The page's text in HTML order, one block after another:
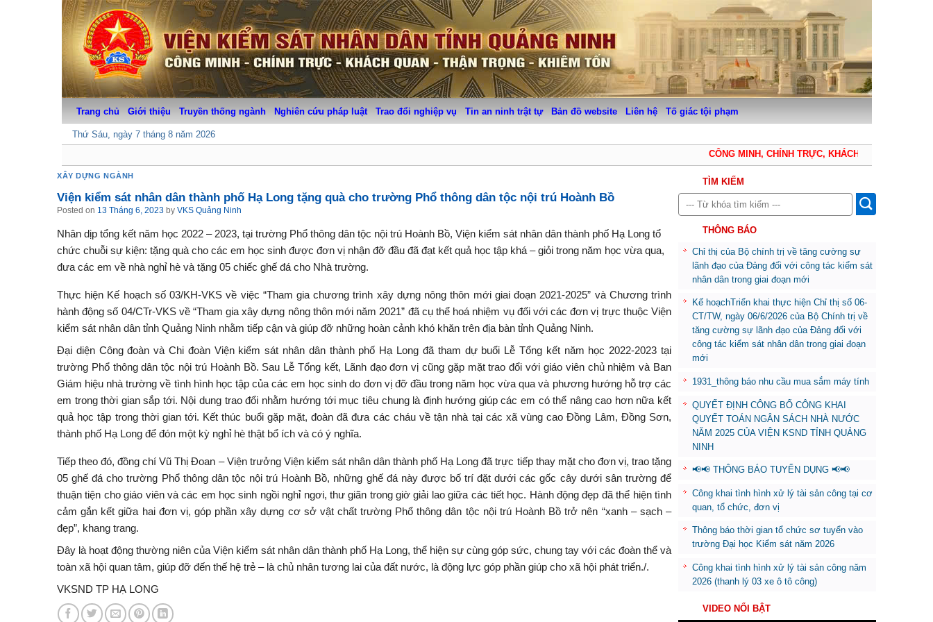
Trang chủ Giới thiệu Truyền thống ngành Nghiên cứu pháp luật Trao đổi nghiệp vụ Tin an ninh trật tự Bản đồ website Liên hệ Tố giác tội phạm
Thứ Sáu, ngày 7 tháng 8 năm 2026
CÔNG MINH, CHÍNH TRỰC, KHÁCH QUAN, THẬN
XÂY DỰNG NGÀNH
Viện kiểm sát nhân dân thành phố Hạ Long tặng quà cho trường Phổ thông dân tộc nội trú Hoành Bồ
Posted on 13 Tháng 6, 2023 by VKS Quảng Ninh
Nhân dịp tổng kết năm học 2022 – 2023, tại trường Phổ thông dân tộc nội trú Hoành Bồ, Viện kiểm sát nhân dân thành phố Hạ Long tổ
chức chuỗi sự kiện: tặng quà cho các em học sinh được đơn vị nhận đỡ đầu đã đạt kết quả học tập khá – giỏi trong năm học vừa qua,
đưa các em về nhà nghỉ hè và tặng 05 chiếc ghế đá cho Nhà trường.
Thực hiện Kế hoạch số 03/KH-VKS về việc “Tham gia chương trình xây dựng nông thôn mới giai đoạn 2021-2025” và Chương trình
hành động số 04/CTr-VKS về “Tham gia xây dựng nông thôn mới năm 2021” đã cụ thể hoá nhiệm vụ đối với các đơn vị trực thuộc Viện
kiểm sát nhân dân tỉnh Quảng Ninh nhằm tiếp cận và giúp đỡ những hoàn cảnh khó khăn trên địa bàn tỉnh Quảng Ninh.
Đại diện Công đoàn và Chi đoàn Viện kiểm sát nhân dân thành phố Hạ Long đã tham dự buổi Lễ Tổng kết năm học 2022-2023 tại
trường Phổ thông dân tộc nội trú Hoành Bồ. Sau Lễ Tổng kết, Lãnh đạo đơn vị cũng gặp mặt trao đổi với giáo viên chủ nhiệm và Ban
Giám hiệu nhà trường về tình hình học tập của các em học sinh do đơn vị đỡ đầu trong năm học vừa qua và phương hướng hỗ trợ các
em trong thời gian sắp tới. Nội dung trao đổi nhằm hướng tới mục tiêu chung là định hướng giúp các em có thể nâng cao hơn nữa kết
quả học tập trong thời gian tới. Kết thúc buổi gặp mặt, đoàn đã đưa các cháu về tận nhà tại các xã vùng cao Đồng Lâm, Đồng Sơn,
thành phố Hạ Long để đón một kỳ nghỉ hè thật bổ ích và có ý nghĩa.
Tiếp theo đó, đồng chí Vũ Thị Đoan – Viện trưởng Viện kiểm sát nhân dân thành phố Hạ Long đã trực tiếp thay mặt cho đơn vị, trao tặng
05 ghế đá cho trường Phổ thông dân tộc nội trú Hoành Bồ, những ghế đá này được bố trí đặt dưới các gốc cây dưới sân trường để
thuận tiện cho giáo viên và các em học sinh ngồi nghỉ ngơi, thư giãn trong giờ giải lao giữa các tiết học. Hành động đẹp đã thể hiện tình
cảm gắn kết giữa hai đơn vị, góp phần xây dựng cơ sở vật chất trường Phổ thông dân tộc nội trú Hoành Bồ trở nên “xanh – sạch –
đẹp”, khang trang.
Đây là hoạt động thường niên của Viện kiểm sát nhân dân thành phố Hạ Long, thể hiện sự cùng góp sức, chung tay với các đoàn thể và
toàn xã hội quan tâm, giúp đỡ đến thế hệ trẻ – là chủ nhân tương lai của đất nước, là động lực góp phần giúp cho xã hội phát triển./.
VKSND TP HẠ LONG
TÌM KIẾM
THÔNG BÁO
Chỉ thị của Bộ chính trị về tăng cường sự
lãnh đạo của Đảng đối với công tác kiểm sát
nhân dân trong giai đoạn mới
Kế hoạchTriển khai thực hiện Chỉ thị số 06-
CT/TW, ngày 06/6/2026 của Bộ Chính trị về
tăng cường sự lãnh đạo của Đảng đối với
công tác kiểm sát nhân dân trong giai đoạn
mới
1931_thông báo nhu cầu mua sắm máy tính
QUYẾT ĐỊNH CÔNG BỐ CÔNG KHAI
QUYẾT TOÁN NGÂN SÁCH NHÀ NƯỚC
NĂM 2025 CỦA VIỆN KSND TỈNH QUẢNG
NINH
📢📢 THÔNG BÁO TUYỂN DỤNG 📢📢
Công khai tình hình xử lý tài sản công tại cơ
quan, tổ chức, đơn vị
Thông báo thời gian tổ chức sơ tuyển vào
trường Đại học Kiểm sát năm 2026
Công khai tình hình xử lý tài sản công năm
2026 (thanh lý 03 xe ô tô công)
VIDEO NỔI BẬT